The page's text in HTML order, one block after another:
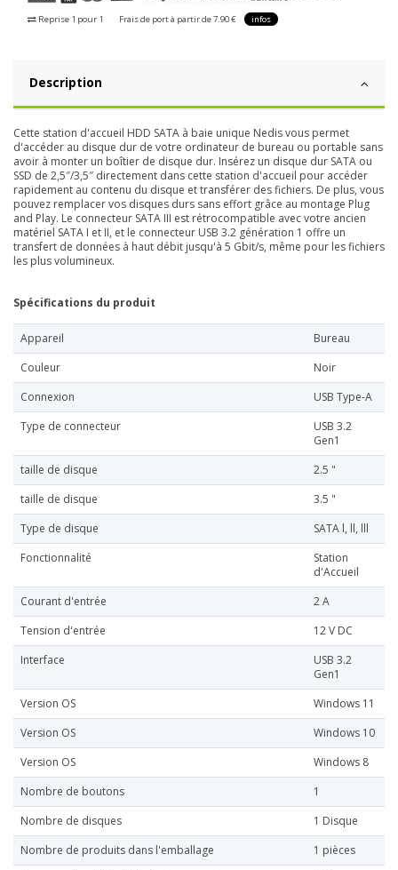
Reprise 1 pour 1 Frais de port à partir de 7.90 € infos
Description
Cette station d'accueil HDD SATA à baie unique Nedis vous permet
d'accéder au disque dur de votre ordinateur de bureau ou portable sans
avoir à monter un boîtier de disque dur. Insérez un disque dur SATA ou
SSD de 2,5″/3,5″ directement dans cette station d'accueil pour accéder
rapidement au contenu du disque et transférer des fichiers. De plus, vous
pouvez remplacer vos disques durs sans effort grâce au montage Plug
and Play. Le connecteur SATA III est rétrocompatible avec votre ancien
matériel SATA I et II, et le connecteur USB 3.2 génération 1 offre un
transfert de données à haut débit jusqu'à 5 Gbit/s, même pour les fichiers
les plus volumineux.
Spécifications du produit
Appareil
Bureau
Couleur
Noir
Connexion
USB Type-A
Type de connecteur
USB 3.2
Gen1
taille de disque
2.5 "
taille de disque
3.5 "
Type de disque
SATA l, ll, lll
Fonctionnalité
Station
d'Accueil
Courant d'entrée
2 A
Tension d'entrée
12 V DC
Interface
USB 3.2
Gen1
Version OS
Windows 11
Version OS
Windows 10
Version OS
Windows 8
Nombre de boutons
1
Nombre de disques
1 Disque
Nombre de produits dans l'emballage
1 pièces